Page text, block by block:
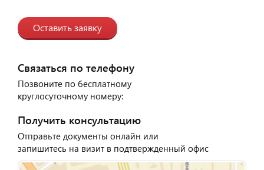
Оставить заявку
Связаться по телефону
Позвоните по бесплатному
круглосуточному номеру:
Получить консультацию
Отправьте документы онлайн или
запишитесь на визит в подтвержденный офис